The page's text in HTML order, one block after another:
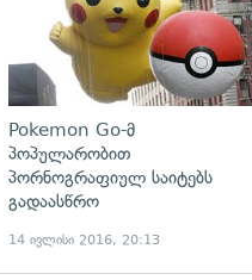
Pokemon Go-მ
პოპულარობით
პორნოგრაფიულ საიტებს
გადაასწრო
14 ივლისი 2016, 20:13